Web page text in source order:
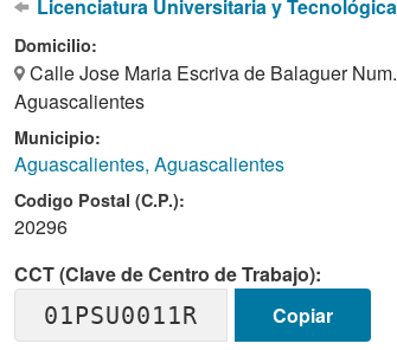
Licenciatura Universitaria y Tecnológica
Domicilio:
Calle Jose Maria Escriva de Balaguer
Aguascalientes
Municipio:
Aguascalientes, Aguascalientes
Codigo Postal (C.P.):
20296
CCT (Clave de Centro de Trabajo):
01PSU0011R
Copiar